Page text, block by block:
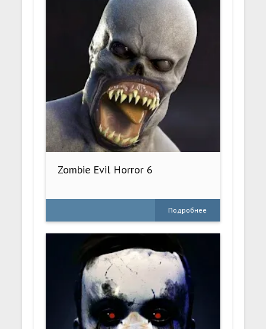
Zombie Evil Horror 6
Подробнее